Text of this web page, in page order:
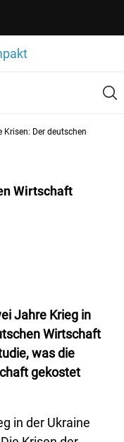
Krisen: Der deutschen
Wirtschaft
Jahre Krieg in
Wirtschaft
was die
gekostet
in der Ukraine